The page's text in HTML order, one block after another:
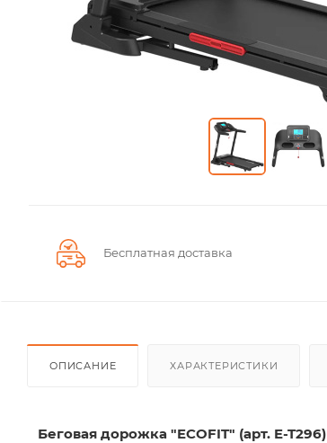
Бесплатная доставка
ОПИСАНИЕ ХАРАКТЕРИСТИКИ
Беговая дорожка "ECOFIT" (арт. E-T296)